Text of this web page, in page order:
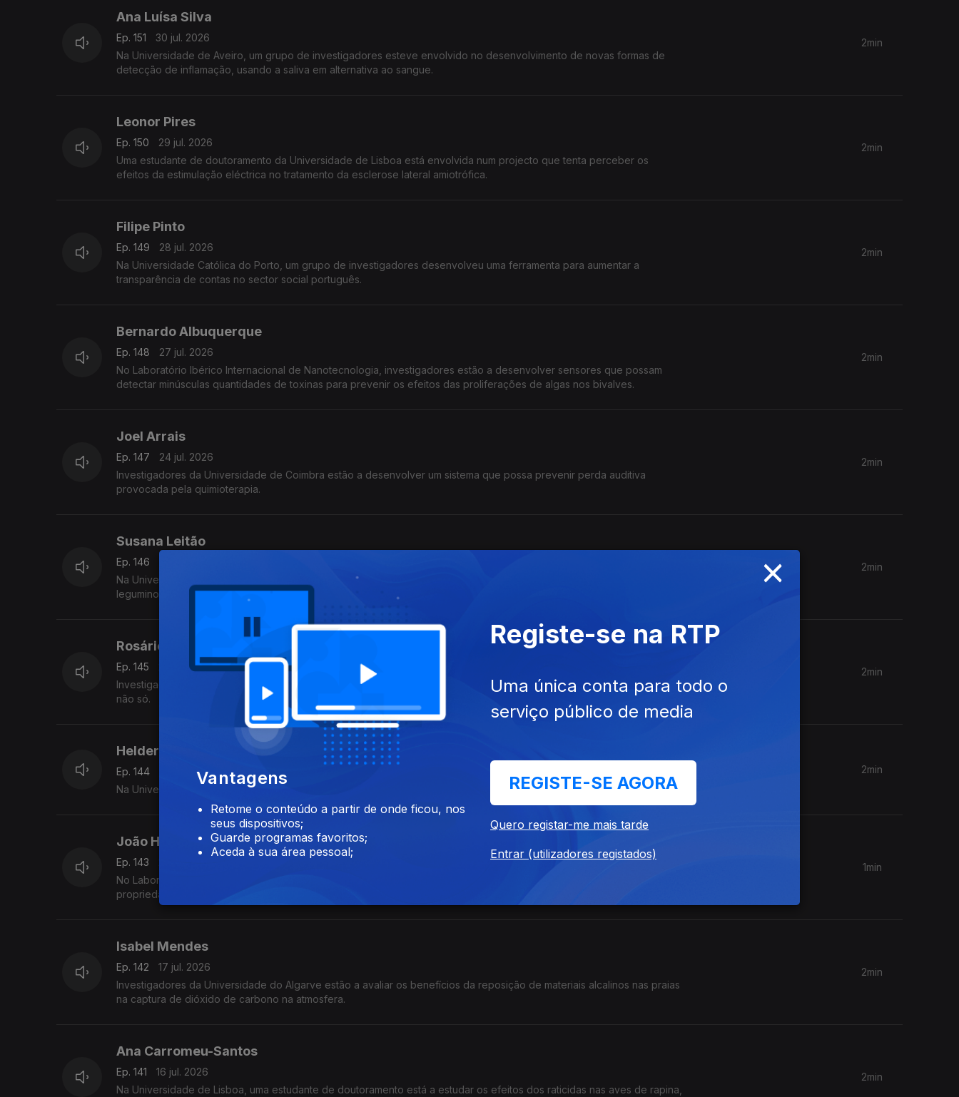
Ana Luísa Silva
Ep. 151
30 jul. 2026
Na Universidade de Aveiro, um grupo de investigadores esteve envolvido no desenvolvimento de novas formas de
detecção de inflamação, usando a saliva em alternativa ao sangue.
2min
Leonor Pires
Ep. 150
29 jul. 2026
Uma estudante de doutoramento da Universidade de Lisboa está envolvida num projecto que tenta perceber os
efeitos da estimulação eléctrica no tratamento da esclerose lateral amiotrófica.
2min
Filipe Pinto
Ep. 149
28 jul. 2026
Na Universidade Católica do Porto, um grupo de investigadores desenvolveu uma ferramenta para aumentar a
transparência de contas no sector social português.
2min
Bernardo Albuquerque
Ep. 148
27 jul. 2026
No Laboratório Ibérico Internacional de Nanotecnologia, investigadores estão a desenvolver sensores que possam
detectar minúsculas quantidades de toxinas para prevenir os efeitos das proliferações de algas nos bivalves.
2min
Joel Arrais
Ep. 147
24 jul. 2026
Investigadores da Universidade de Coimbra estão a desenvolver um sistema que possa prevenir perda auditiva
provocada pela quimioterapia.
2min
Susana Leitão
Ep. 146
Na Universidade Nova de Lisboa, um grupo de investigadores está envolvido num projecto para promover o cultivo de
leguminosas na Europa.
2min
Rosário Domingues
Ep. 145
22 jul. 2026
Investigadores da Universidade de Aveiro estão a usar resíduos de peixes para produzir outros produtos alimentares e
não só.
2min
Helder Oliveira
Ep. 144
21 jul. 2026
Na Universidade do Porto, um grupo de investigadores está a explorar as potencialidades das flores comestíveis.
2min
João Henriques
Ep. 143
No Laboratório Ibérico Internacional de Nanotecnologia, em Braga, um estudante de doutoramento está a estudar as
propriedades magnéticas de grafenos.
1min
Isabel Mendes
Ep. 142
17 jul. 2026
Investigadores da Universidade do Algarve estão a avaliar os benefícios da reposição de materiais alcalinos nas praias
na captura de dióxido de carbono na atmosfera.
2min
Ana Carromeu-Santos
Ep. 141
16 jul. 2026
Na Universidade de Lisboa, uma estudante de doutoramento está a estudar os efeitos dos raticidas nas aves de rapina,
2min
×
Vantagens
Retome o conteúdo a partir de onde ficou, nos
seus dispositivos;
Guarde programas favoritos;
Aceda à sua área pessoal;
Registe-se na RTP
Uma única conta para todo o
serviço público de media
REGISTE-SE AGORA
Quero registar-me mais tarde
Entrar (utilizadores registados)